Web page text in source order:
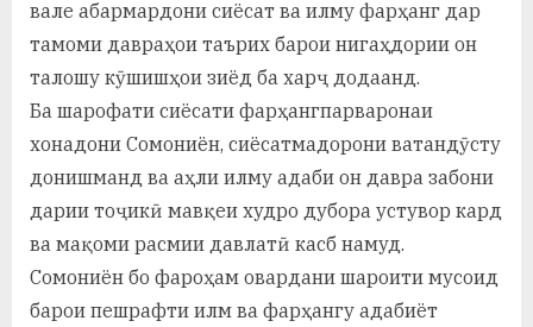
вале абармардони сиёсат ва илму фарҳанг дар
тамоми давраҳои таърих барои нигаҳдории он
талошу кӯшишҳои зиёд ба харҷ додаанд.
Ба шарофати сиёсати фарҳангпарваронаи
хонадони Сомониён, сиёсатмадорони ватандӯсту
донишманд ва аҳли илму адаби он давра забони
дарии тоҷикӣ мавқеи худро дубора устувор кард
ва мақоми расмии давлатӣ касб намуд.
Сомониён бо фароҳам овардани шароити мусоид
барои пешрафти илм ва фарҳангу адабиёт